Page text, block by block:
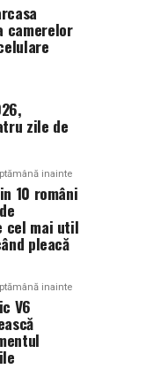
camerelor
zile de
inainte
10 români
cel mai util
pleacă
inainte
V6